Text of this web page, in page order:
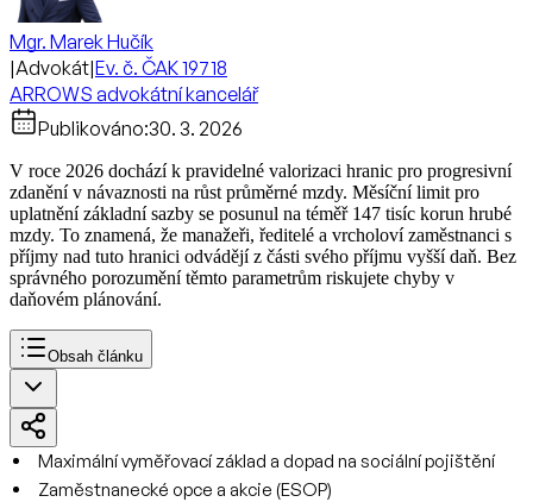
Mgr. Marek Hučík
|Advokát|Ev. č. ČAK 19718
ARROWS advokátní kancelář
Publikováno:30. 3. 2026
V roce 2026 dochází k pravidelné valorizaci hranic pro progresivní
zdanění v návaznosti na růst průměrné mzdy. Měsíční limit pro
uplatnění základní sazby se posunul na téměř 147 tisíc korun hrubé
mzdy. To znamená, že manažeři, ředitelé a vrcholoví zaměstnanci s
příjmy nad tuto hranici odvádějí z části svého příjmu vyšší daň. Bez
správného porozumění těmto parametrům riskujete chyby v
daňovém plánování.
Obsah článku
Maximální vyměřovací základ a dopad na sociální pojištění
Zaměstnanecké opce a akcie (ESOP)